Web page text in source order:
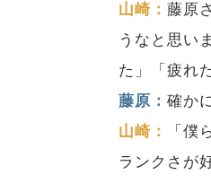
山崎：藤原
うなと思い
た」「疲れ
藤原：確か
山崎：
「僕
ランクさが